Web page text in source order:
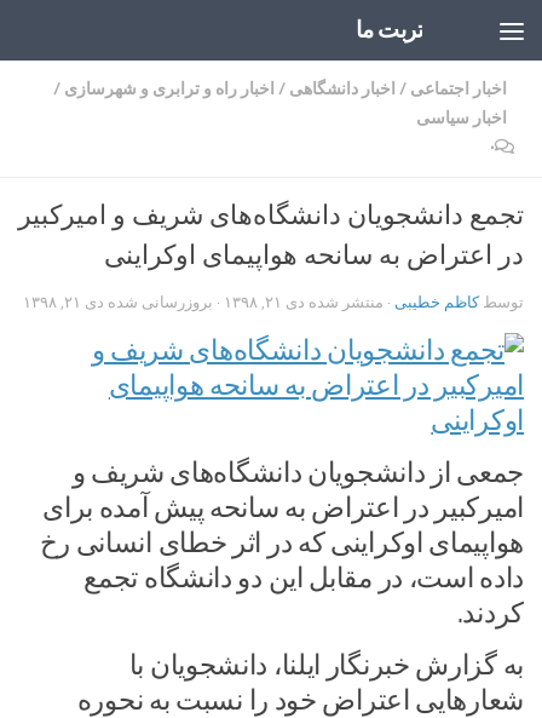
تربت ما
اخبار اجتماعی / اخبار دانشگاهی / اخبار راه و ترابری و شهرسازی /
اخبار سیاسی
۰
تجمع دانشجویان دانشگاه‌های شریف و امیرکبیر
در اعتراض به سانحه هواپیمای اوکراینی
توسطکاظم خطیبی · منتشر شده دی ۲۱, ۱۳۹۸ · بروزرسانی شده دی ۲۱, ۱۳۹۸
جمعی از دانشجویان دانشگاه‌های شریف و
امیرکبیر در اعتراض به سانحه پیش آمده برای
هواپیمای اوکراینی که در اثر خطای انسانی رخ
داده است، در مقابل این دو دانشگاه تجمع
کردند.
به گزارش خبرنگار ایلنا، دانشجویان با
شعارهایی اعتراض خود را نسبت به نحوره